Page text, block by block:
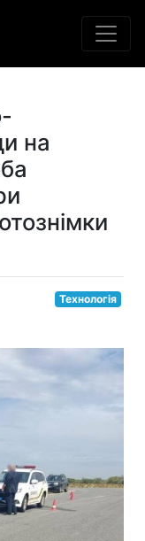
на
Технологія